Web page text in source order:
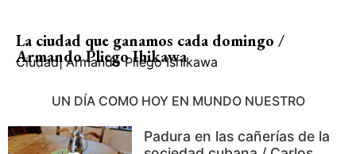
La ciudad que ganamos cada domingo /
Armando Pliego Ihikawa
Ciudad| Armando Pliego Ishikawa
UN DÍA COMO HOY EN MUNDO NUESTRO
Padura en las cañerías de la